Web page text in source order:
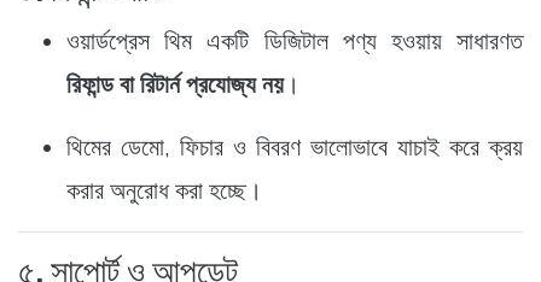
ওয়ার্ডপ্রেস থিম একটি ডিজিটাল পণ্য হওয়ায় সাধারণত
রিফান্ড বা রিটার্ন প্রযোজ্য নয়।
থিমের ডেমো, ফিচার ও বিবরণ ভালোভাবে যাচাই করে ক্রয়
করার অনুরোধ করা হচ্ছে।
৫. সাপোর্ট ও আপডেট